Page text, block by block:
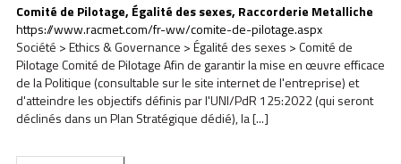
Comité de Pilotage, Égalité des sexes, Raccorderie Metalliche
https://www.racmet.com/fr-ww/comite-de-pilotage.aspx
Société > Ethics & Governance > Égalité des sexes > Comité de
Pilotage Comité de Pilotage Afin de garantir la mise en œuvre efficace
de la Politique (consultable sur le site internet de l'entreprise) et
d'atteindre les objectifs définis par l'UNI/PdR 125:2022 (qui seront
déclinés dans un Plan Stratégique dédié), la [...]